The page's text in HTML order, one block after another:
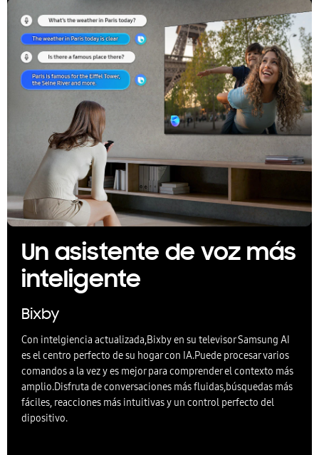
Un asistente de voz más
inteligente
Bixby
Con intelgiencia actualizada,Bixby en su televisor Samsung AI
es el centro perfecto de su hogar con IA.Puede procesar varios
comandos a la vez y es mejor para comprender el contexto más
amplio.Disfruta de conversaciones más fluidas,búsquedas más
fáciles, reacciones más intuitivas y un control perfecto del
dipositivo.